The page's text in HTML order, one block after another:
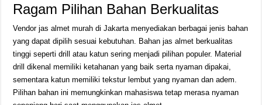
Ragam Pilihan Bahan Berkualitas
Vendor jas almet murah di Jakarta menyediakan berbagai jenis bahan
yang dapat dipilih sesuai kebutuhan. Bahan jas almet berkualitas
tinggi seperti drill atau katun sering menjadi pilihan populer. Material
drill dikenal memiliki ketahanan yang baik serta nyaman dipakai,
sementara katun memiliki tekstur lembut yang nyaman dan adem.
Pilihan bahan ini memungkinkan mahasiswa tetap merasa nyaman